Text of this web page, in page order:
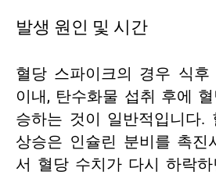
발생 원인 및 시간
혈당 스파이크의 경우 식후
이내, 탄수화물 섭취 후에
승하는 것이 일반적입니다.
상승은 인슐린 분비를 촉진
서 혈당 수치가 다시 하락